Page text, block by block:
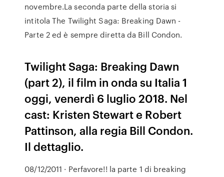
novembre.La seconda parte della storia si
intitola The Twilight Saga: Breaking Dawn -
Parte 2 ed è sempre diretta da Bill Condon.
Twilight Saga: Breaking Dawn
(part 2), il film in onda su Italia 1
oggi, venerdì 6 luglio 2018. Nel
cast: Kristen Stewart e Robert
Pattinson, alla regia Bill Condon.
Il dettaglio.
08/12/2011 · Perfavore!! la parte 1 di breaking